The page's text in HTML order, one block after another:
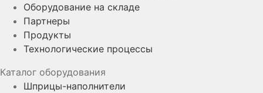
Оборудование на складе
Партнеры
Продукты
Технологические процессы
Каталог оборудования
Шприцы-наполнители